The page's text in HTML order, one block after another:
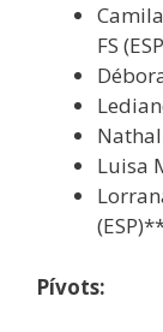
FS
Luisa
Pívots: